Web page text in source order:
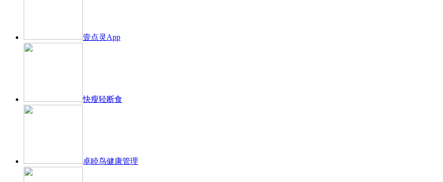
壹点灵App
快瘦轻断食
卓睦鸟健康管理